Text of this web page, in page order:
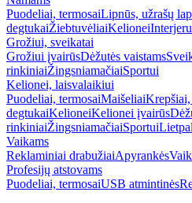
Puodeliai, termosaiLipnūs, užrašų
degtukaiŽiebtuvėliaiKelionei
Grožiui, sveikatai
Grožiui įvairūsDėžutės vaistams
rinkiniaiŽingsniamačiaiSportui
Kelionei, laisvalaikiui
Puodeliai, termosaiMaišeliai
degtukaiKelioneiKelionei įvairūs
rinkiniaiŽingsniamačiaiSportui
Vaikams
Reklaminiai drabužiaiApyrankės
Profesijų atstovams
Puodeliai, termosaiUSB atmintinės